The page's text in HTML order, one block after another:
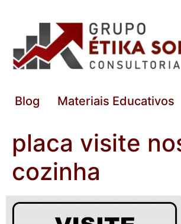
Blog Materiais Educativos
placa visite
cozinha